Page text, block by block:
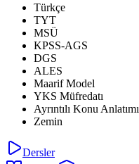
Türkçe
TYT
MSÜ
KPSS-AGS
DGS
ALES
Maarif Model
YKS Müfredatı
Ayrıntılı Konu Anlatımı
Zemin
Dersler